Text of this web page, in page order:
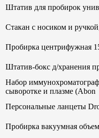
Штатив для пробирок
Стакан с носиком и
Пробирка центрифужная
Штатив-бокс д/хранения
Набор
сыворотке и плазме (Abon
Персональные ланцеты
Пробирка вакуумная